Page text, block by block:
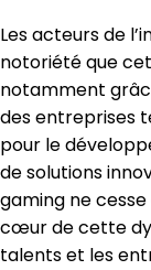
Les acteurs de
notoriété que
notamment
des entreprises
pour le
de solutions
gaming ne
cœur de cette
talents et les